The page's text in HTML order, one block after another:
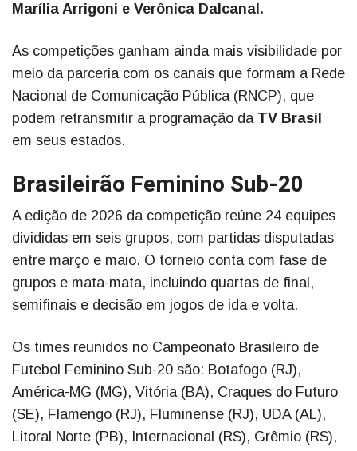
Marília Arrigoni e Verônica Dalcanal.
As competições ganham ainda mais visibilidade por
meio da parceria com os canais que formam a Rede
Nacional de Comunicação Pública (RNCP), que
podem retransmitir a programação da TV Brasil
em seus estados.
Brasileirão Feminino Sub-20
A edição de 2026 da competição reúne 24 equipes
divididas em seis grupos, com partidas disputadas
entre março e maio. O torneio conta com fase de
grupos e mata-mata, incluindo quartas de final,
semifinais e decisão em jogos de ida e volta.
Os times reunidos no Campeonato Brasileiro de
Futebol Feminino Sub-20 são: Botafogo (RJ),
América-MG (MG), Vitória (BA), Craques do Futuro
(SE), Flamengo (RJ), Fluminense (RJ), UDA (AL),
Litoral Norte (PB), Internacional (RS), Grêmio (RS),